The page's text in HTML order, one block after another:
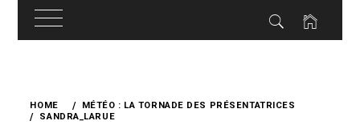
content
HOME
MÉTÉO : LA TORNADE DES PRÉSENTATRICES
SANDRA_LARUE